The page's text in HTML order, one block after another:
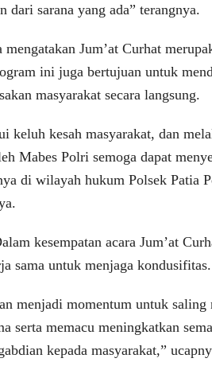
dari sarana yang ada” terangnya.
Jum’at Curhat
ini juga bertujuan untuk
masyarakat secara langsung.
keluh kesah masyarakat, dan
Mabes Polri semoga dapat
di wilayah hukum Polsek Patia
kesempatan acara Jum’at
sama untuk menjaga kondusifitas.
menjadi momentum untuk saling
serta memacu meningkatkan
kepada masyarakat,”